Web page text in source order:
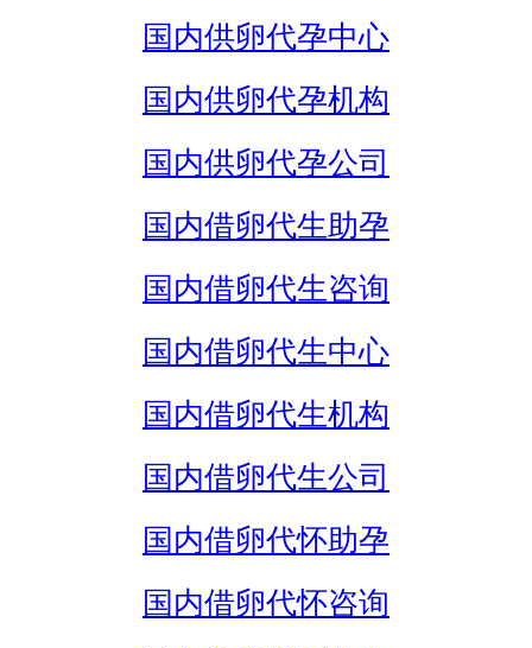
国内供卵代孕中心
国内供卵代孕机构
国内供卵代孕公司
国内借卵代生助孕
国内借卵代生咨询
国内借卵代生中心
国内借卵代生机构
国内借卵代生公司
国内借卵代怀助孕
国内借卵代怀咨询